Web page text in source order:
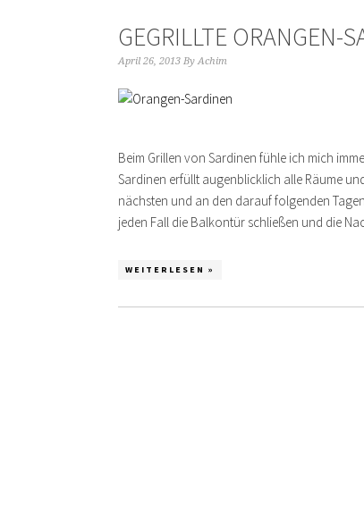
GEGRILLTE ORANGEN-
April 26, 2013 ByAchim
Beim Grillen von Sardinen fühle ich mich
Sardinen erfüllt augenblicklich alle Räume
nächsten und an den darauf folgenden
jeden Fall die Balkontür schließen und die
WEITERLESEN »